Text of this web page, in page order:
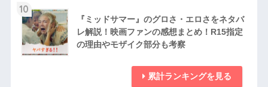
10
『ミッドサマー』のグロさ・エロさをネタバ
レ解説！映画ファンの感想まとめ！R15指定
の理由やモザイク部分も考察
累計ランキングを見る